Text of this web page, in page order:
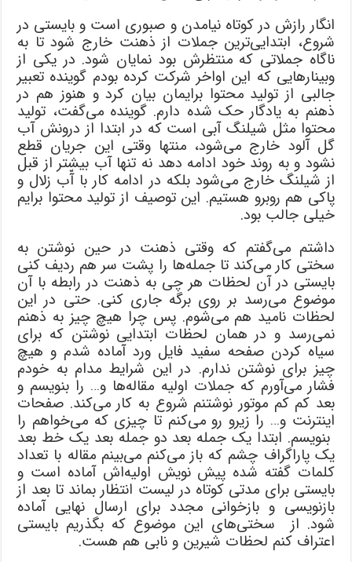
انگار رازش در کوتاه نیامدن و صبوری است و بایستی در
شروع، ابتدایی‌ترین جملات از ذهنت خارج شود تا به
ناگاه جملاتی که منتظرش بود نمایان شود. در یکی از
وبینارهایی که این اواخر شرکت کرده بودم گوینده تعبیر
جالبی از تولید محتوا برایمان بیان کرد و هنوز هم در
ذهنم به یادگار حک شده دارم. گوینده می‌گفت، تولید
محتوا مثل شیلنگ آبی است که در ابتدا از درونش آب
گل آلود خارج می‌شود، منتها وقتی این جریان قطع
نشود و به روند خود ادامه ‌دهد نه تنها آب بیشتر از قبل
از شیلنگ خارج می‌شود بلکه در ادامه کار با آّب زلال و
پاکی هم روبرو هستیم. این توصیف از تولید محتوا برایم
خیلی جالب بود.
داشتم می‌گفتم که وقتی ذهنت در حین نوشتن به
سختی کار می‌کند تا جمله‌ها را پشت سر هم ردیف کنی
بایستی در آن لحظات هر چی به ذهنت در رابطه با آن
موضوع می‌رسد بر روی برگه جاری کنی. حتی در این
لحظات نامید هم می‌شوم. پس چرا هیچ چیز به ذهنم
نمی‌رسد و در همان لحظات ابتدایی نوشتن که برای
سیاه کردن صفحه سفید فایل ورد آماده شدم و هیچ
چیز برای نوشتن ندارم. در این شرایط مدام به خودم
فشار می‌آورم که جملات اولیه مقاله‌ها و… را بنویسم و
بعد کم کم موتور نوشتنم شروع به کار می‌کند. صفحات
اینترنت و… را زیرو رو می‌کنم تا چیزی که می‌خواهم را
بنویسم. ابتدا یک جمله بعد دو جمله بعد یک خط بعد
یک پاراگراف چشم که باز می‌کنم می‌بینم مقاله با تعداد
کلمات گفته شده پیش نویش اولیه‌اش آماده است و
بایستی برای مدتی کوتاه در لیست انتظار بماند تا بعد از
بازنویسی و بازخوانی مجدد برای ارسال نهایی آماده
شود. از سختی‌های این موضوع که بگذریم بایستی
اعتراف کنم لحظات شیرین و نابی هم هست.